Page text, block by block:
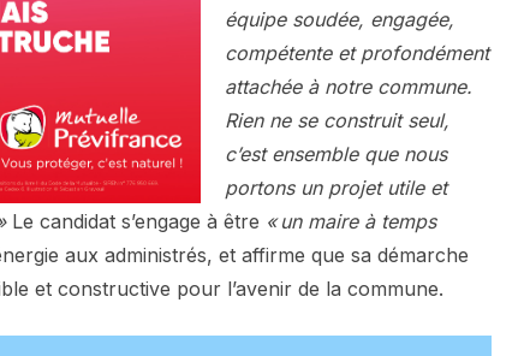
équipe soudée, engagée,
compétente et profondément
attachée à notre commune.
Rien ne se construit seul,
c’est ensemble que nous
portons un projet utile et
Le candidat s’engage à être « un maire à temps
aux administrés, et affirme que sa démarche
et constructive pour l’avenir de la commune.